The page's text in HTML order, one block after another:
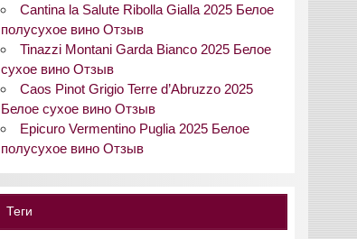
Cantina la Salute Ribolla Gialla 2025 Белое
полусухое вино Отзыв
Tinazzi Montani Garda Bianco 2025 Белое
сухое вино Отзыв
Caos Pinot Grigio Terre d’Abruzzo 2025
Белое сухое вино Отзыв
Epicuro Vermentino Puglia 2025 Белое
полусухое вино Отзыв
Теги